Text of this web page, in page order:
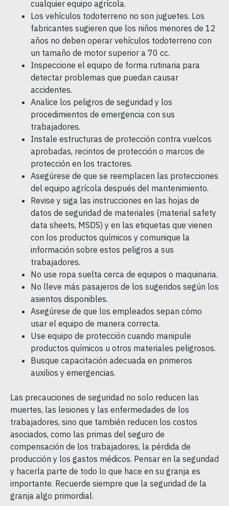
cualquier equipo agrícola.
Los vehículos todoterreno no son juguetes. Los
fabricantes sugieren que los niños menores de 12
años no deben operar vehículos todoterreno con
un tamaño de motor superior a 70 cc.
Inspeccione el equipo de forma rutinaria para
detectar problemas que puedan causar
accidentes.
Analice los peligros de seguridad y los
procedimientos de emergencia con sus
trabajadores.
Instale estructuras de protección contra vuelcos
aprobadas, recintos de protección o marcos de
protección en los tractores.
Asegúrese de que se reemplacen las protecciones
del equipo agrícola después del mantenimiento.
Revise y siga las instrucciones en las hojas de
datos de seguridad de materiales (material safety
data sheets, MSDS) y en las etiquetas que vienen
con los productos químicos y comunique la
información sobre estos peligros a sus
trabajadores.
No use ropa suelta cerca de equipos o maquinaria.
No lleve más pasajeros de los sugeridos según los
asientos disponibles.
Asegúrese de que los empleados sepan cómo
usar el equipo de manera correcta.
Use equipo de protección cuando manipule
productos químicos u otros materiales peligrosos.
Busque capacitación adecuada en primeros
auxilios y emergencias.
Las precauciones de seguridad no solo reducen las
muertes, las lesiones y las enfermedades de los
trabajadores, sino que también reducen los costos
asociados, como las primas del seguro de
compensación de los trabajadores, la pérdida de
producción y los gastos médicos. Pensar en la seguridad
y hacerla parte de todo lo que hace en su granja es
importante. Recuerde siempre que la seguridad de la
granja algo primordial.